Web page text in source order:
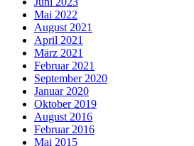
Mai 2022
August 2021
April 2021
März 2021
Februar 2021
September 2020
Januar 2020
Oktober 2019
August 2016
Februar 2016
Mai 2015